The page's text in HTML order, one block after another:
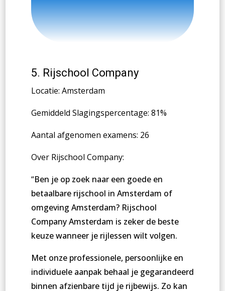
5. Rijschool Company
Locatie: Amsterdam
Gemiddeld Slagingspercentage: 81%
Aantal afgenomen examens: 26
Over Rijschool Company:
“Ben je op zoek naar een goede en
betaalbare rijschool in Amsterdam of
omgeving Amsterdam? Rijschool
Company Amsterdam is zeker de beste
keuze wanneer je rijlessen wilt volgen.
Met onze professionele, persoonlijke en
individuele aanpak behaal je gegarandeerd
binnen afzienbare tijd je rijbewijs. Zo kan